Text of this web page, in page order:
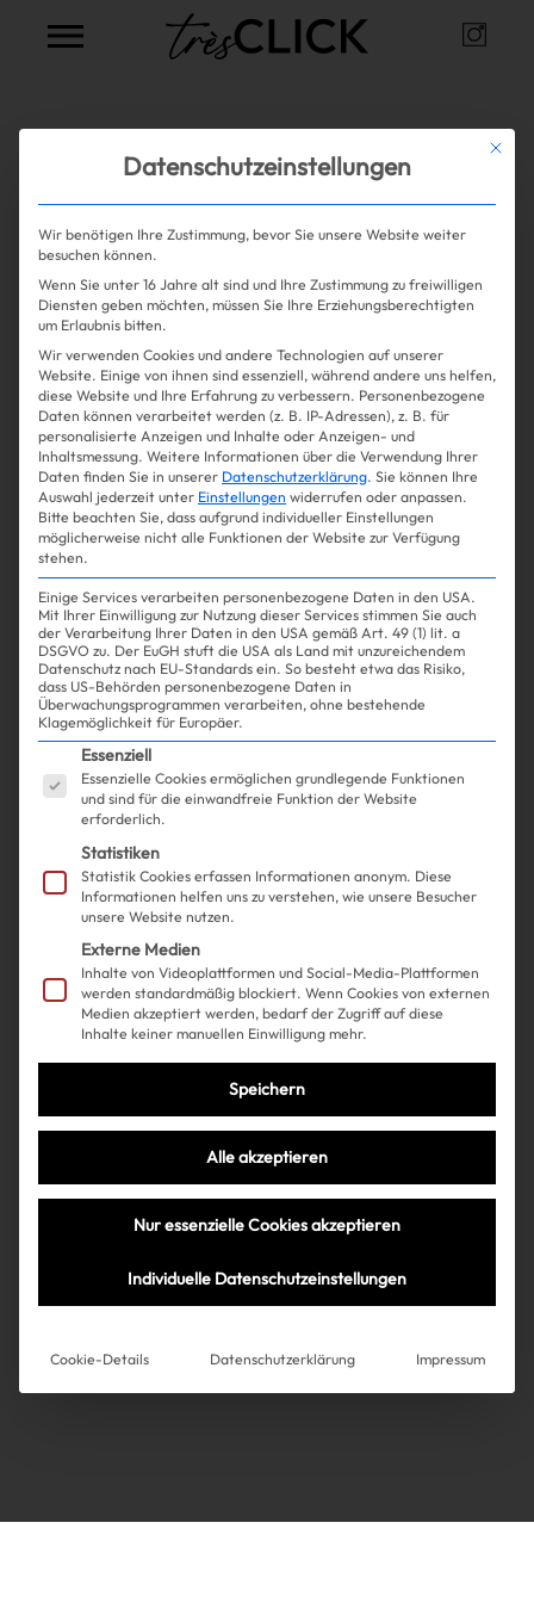
Shopping
Gossip
Experience
Win Win
Über uns Kooperationen
AGB
Alle Artikel zum Thema
abnehmen
Experience Life| 14.01.2026
Warum Abnehmen 2026
endlich neu gedacht wird
Mehr lesen
Über uns
Kooperationen
Instagram
Très Click
Impressum
AGB
Mit
Datenschutzeinstellungen
Wir benötigen Ihre Zustimmung, bevor Sie unsere Website weiter
besuchen können.
Wenn Sie unter 16 Jahre alt sind und Ihre Zustimmung zu freiwilligen
Diensten geben möchten, müssen Sie Ihre Erziehungsberechtigten
um Erlaubnis bitten.
Wir verwenden Cookies und andere Technologien auf unserer
Website. Einige von ihnen sind essenziell, während andere uns helfen,
diese Website und Ihre Erfahrung zu verbessern. Personenbezogene
Daten können verarbeitet werden (z. B. IP-Adressen), z. B. für
personalisierte Anzeigen und Inhalte oder Anzeigen- und
Inhaltsmessung. Weitere Informationen über die Verwendung Ihrer
Daten finden Sie in unserer Datenschutzerklärung. Sie können Ihre
Auswahl jederzeit unter Einstellungen widerrufen oder anpassen.
Bitte beachten Sie, dass aufgrund individueller Einstellungen
möglicherweise nicht alle Funktionen der Website zur Verfügung
stehen.
Einige Services verarbeiten personenbezogene Daten in den USA.
Mit Ihrer Einwilligung zur Nutzung dieser Services stimmen Sie auch
der Verarbeitung Ihrer Daten in den USA gemäß Art. 49 (1) lit. a
DSGVO zu. Der EuGH stuft die USA als Land mit unzureichendem
Datenschutz nach EU-Standards ein. So besteht etwa das Risiko,
dass US-Behörden personenbezogene Daten in
Überwachungsprogrammen verarbeiten, ohne bestehende
Klagemöglichkeit für Europäer.
Es folgt eine Liste der Service-Gruppen, für die
Essenziell
Essenzielle Cookies ermöglichen grundlegende Funktionen
und sind für die einwandfreie Funktion der Website
erforderlich.
Statistiken
Statistik Cookies erfassen Informationen anonym. Diese
Informationen helfen uns zu verstehen, wie unsere Besucher
unsere Website nutzen.
Externe Medien
Inhalte von Videoplattformen und Social-Media-Plattformen
werden standardmäßig blockiert. Wenn Cookies von externen
Medien akzeptiert werden, bedarf der Zugriff auf diese
Inhalte keiner manuellen Einwilligung mehr.
Speichern
Alle akzeptieren
Nur essenzielle Cookies akzeptieren
Individuelle Datenschutzeinstellungen
Cookie-Details Datenschutzerklärung Impressum